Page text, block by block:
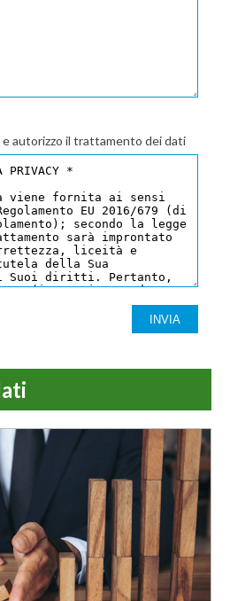
autorizzo il trattamento dei dati
INVIA